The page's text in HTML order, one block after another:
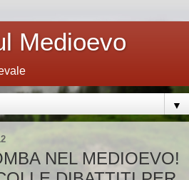
Medioevo
▼
NEL MEDIOEVO!